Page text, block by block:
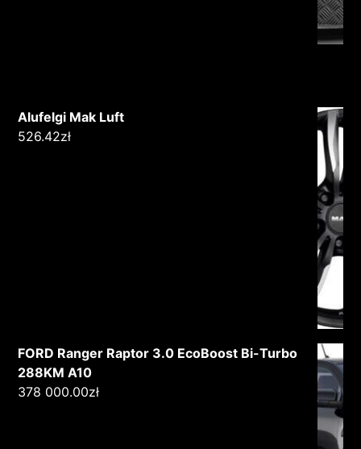
Alufelgi Mak Luft
526.42zł
FORD Ranger Raptor 3.0 EcoBoost Bi-Turbo
288KM A10
378 000.00zł